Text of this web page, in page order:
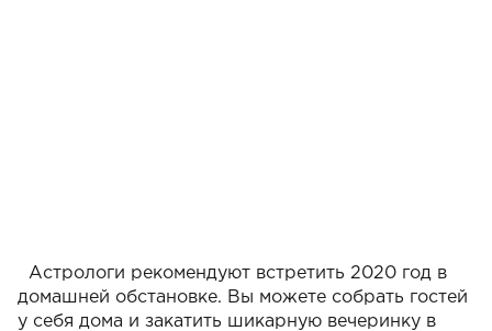
Астрологи рекомендуют встретить 2020 год в
домашней обстановке. Вы можете собрать гостей
у себя дома и закатить шикарную вечеринку в